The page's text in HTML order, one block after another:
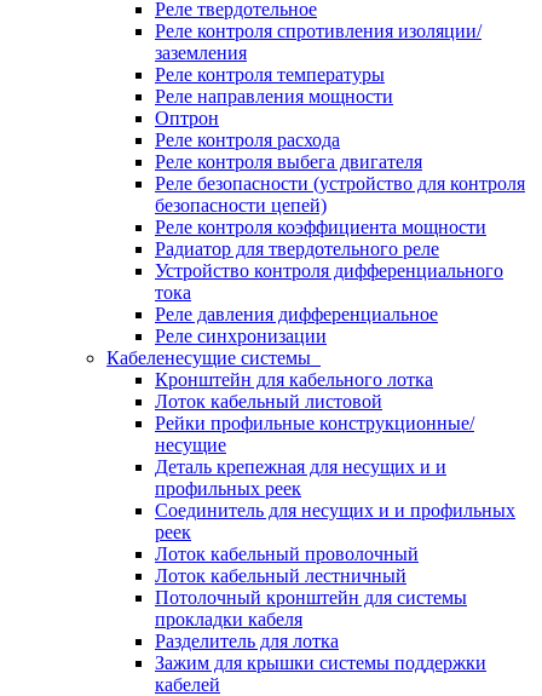
Реле твердотельное
Реле контроля спротивления изоляции/
заземления
Реле контроля температуры
Реле направления мощности
Оптрон
Реле контроля расхода
Реле контроля выбега двигателя
Реле безопасности (устройство для контроля
безопасности цепей)
Реле контроля коэффициента мощности
Радиатор для твердотельного реле
Устройство контроля дифференциального
тока
Реле давления дифференциальное
Реле синхронизации
Кабеленесущие системы
Кронштейн для кабельного лотка
Лоток кабельный листовой
Рейки профильные конструкционные/
несущие
Деталь крепежная для несущих и и
профильных реек
Соединитель для несущих и и профильных
реек
Лоток кабельный проволочный
Лоток кабельный лестничный
Потолочный кронштейн для системы
прокладки кабеля
Разделитель для лотка
Зажим для крышки системы поддержки
кабелей